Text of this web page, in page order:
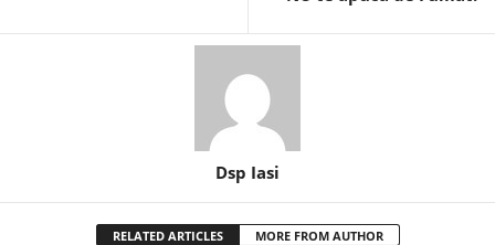
Dsp Iasi
RELATED ARTICLES MORE FROM AUTHOR